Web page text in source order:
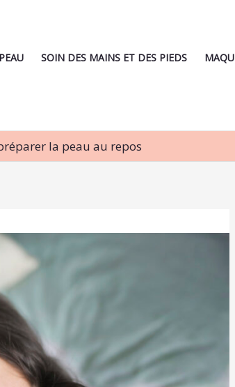
SOIN DES MAINS ET DES PIEDS
la peau au repos